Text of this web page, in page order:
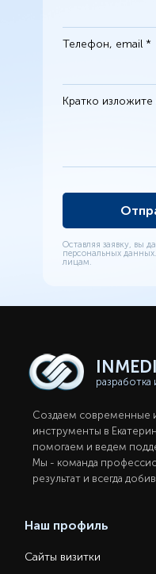
Телефон, email *
Кратко изложите
Оставляя заявку, вы
персональных
лицам.
Создаем современные
инструменты в
помогаем и ведем
Мы - команда
результат и всегда
Наш профиль
Сайты визитки